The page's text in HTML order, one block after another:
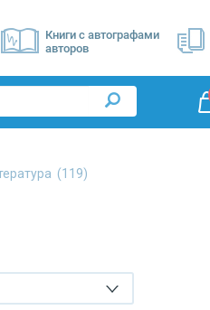
Книги с автографами
авторов
(119)